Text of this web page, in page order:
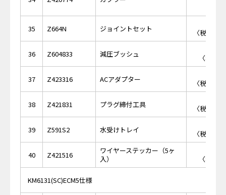
35 Z664N ジョイントセット
〈税抜価
36 Z604833 減圧ブッシュ
〈税抜
37 Z423316 ACアダプター
〈税抜価
38 Z421831 プラグ締付工具
〈税抜価
39 Z591S2 水受けトレイ
〈税抜価
40 Z421516
ワイヤーステッカー（5ヶ
入）
〈税抜
KM6131(SC)ECM5仕様